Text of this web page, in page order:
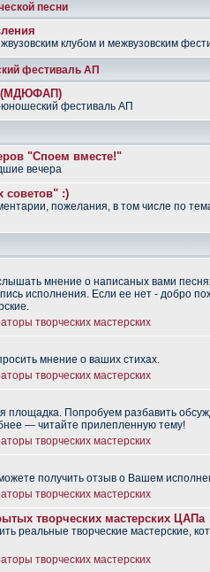
песни
клубом и межвузовским
фестиваль АП
(МДЮФАП)
юношеский фестиваль АП
"Споем вместе!"
вечера
советов" :)
пожелания, в том числе по
мнение о написаных вами
исполнения. Если ее нет - добро
творческих мастерских
мнение о ваших стихах.
творческих мастерских
площадка. Попробуем разбавить
— читайте прилепленную тему!
творческих мастерских
получить отзыв о Вашем
творческих мастерских
творческих мастерских ЦАПа
реальные творческие мастерские,
творческих мастерских